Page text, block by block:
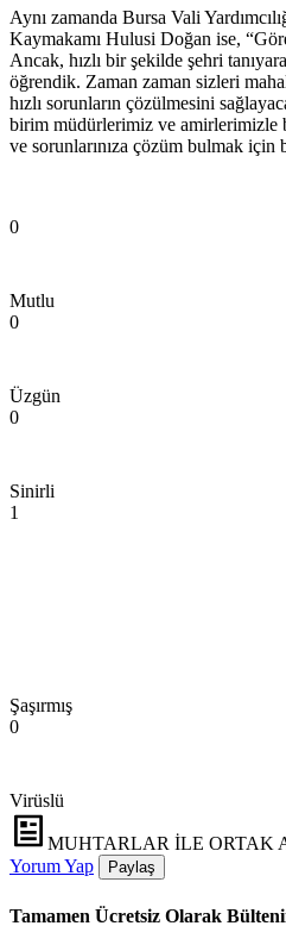
Aynı zamanda Bursa Vali
Kaymakamı Hulusi Doğan ise,
Ancak, hızlı bir şekilde şehri
öğrendik. Zaman zaman sizleri
hızlı sorunların çözülmesini
birim müdürlerimiz ve amirlerimizle
ve sorunlarınıza çözüm bulmak
0
Mutlu
0
Üzgün
0
Sinirli
1
Şaşırmış
0
Virüslü
MUHTARLAR İLE ORTAK
Yorum Yap
Paylaş
Tamamen Ücretsiz Olarak